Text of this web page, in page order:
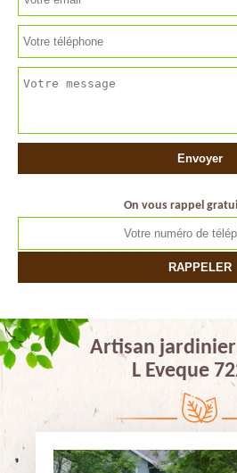
On vous rappel
Artisan
L Eveque